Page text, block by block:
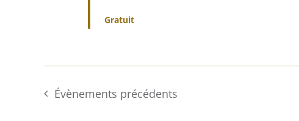
Gratuit
Évènements précédents